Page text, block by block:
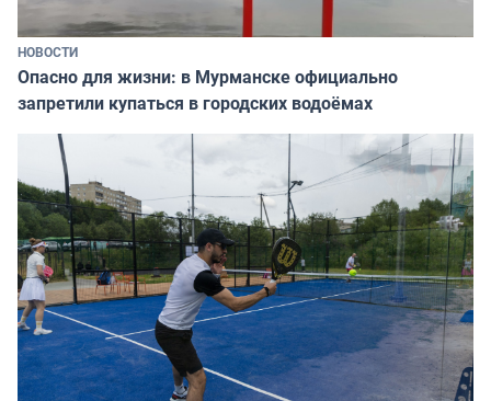
НОВОСТИ
Опасно для жизни: в Мурманске официально
запретили купаться в городских водоёмах